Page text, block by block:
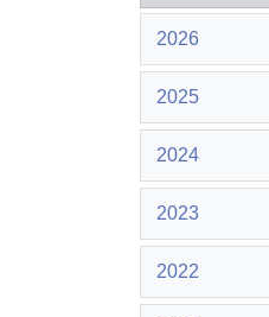
2026
2025
2024
2023
2022